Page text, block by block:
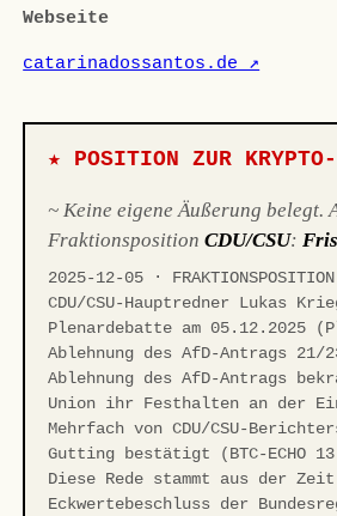
Webseite
catarinadossantos.de ↗
★ POSITION ZUR
~ Keine eigene Äußerung belegt.
FraktionspositionCDU/CSU:
2025-12-05 · FRAKTIONSPOSITION
CDU/CSU-Hauptredner Lukas
Plenardebatte am 05.12.2025
Ablehnung des AfD-Antrags 21/
Ablehnung des AfD-Antrags
Union ihr Festhalten an der
Mehrfach von CDU/CSU-
Gutting bestätigt (BTC-ECHO
Diese Rede stammt aus der
Eckwertebeschluss der